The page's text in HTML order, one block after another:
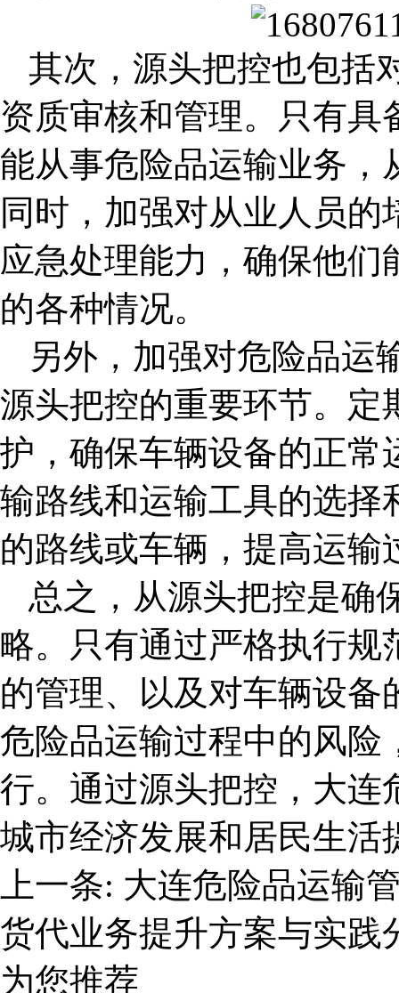
其次，源头把控也包括
资质审核和管理。只有
能从事危险品运输业务，
同时，加强对从业人员
应急处理能力，确保他
的各种情况。
另外，加强对危险品运
源头把控的重要环节。定
护，确保车辆设备的正常
输路线和运输工具的选择
的路线或车辆，提高运输
总之，从源头把控是确
略。只有通过严格执行规
的管理、以及对车辆设
危险品运输过程中的风险
行。通过源头把控，大连
城市经济发展和居民生活
上一条: 大连危险品运输
货代业务提升方案与实践
为您推荐